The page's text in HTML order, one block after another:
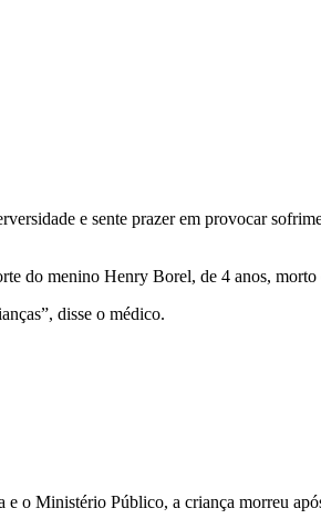
e sente prazer em provocar
do menino Henry Borel, de 4 anos, morto
disse o médico.
Ministério Público, a criança morreu